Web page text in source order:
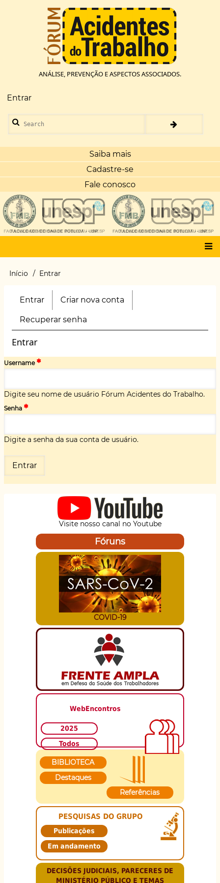
ANÁLISE, PREVENÇÃO E ASPECTOS ASSOCIADOS.
Menu
de
conta
de
usuário
Entrar
Search
Saiba mais
Cadastre-se
Fale conosco
Main
Trilha
navegação
Início Entrar
Primary
Entrar (aba
ativa)
Criar nova conta
Recuperar senha
Entrar
Username
Digite seu nome de usuário Fórum Acidentes do Trabalho.
Senha
Digite a senha da sua conta de usuário.
Visite nosso canal no Youtube
Fóruns
COVID-19
WebEncontros
2025
Todos
BIBLIOTECA
Destaques
Referências
PESQUISAS DO GRUPO
Publicações
Em andamento
DECISÕES JUDICIAIS, PARECERES DE
MINISTÉRIO PÚBLICO E TEMAS